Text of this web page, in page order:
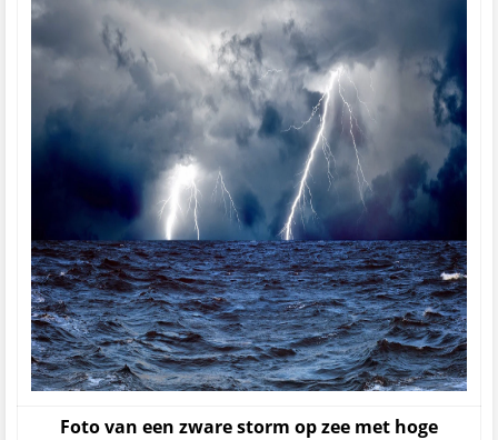
Foto van een zware storm op zee met hoge